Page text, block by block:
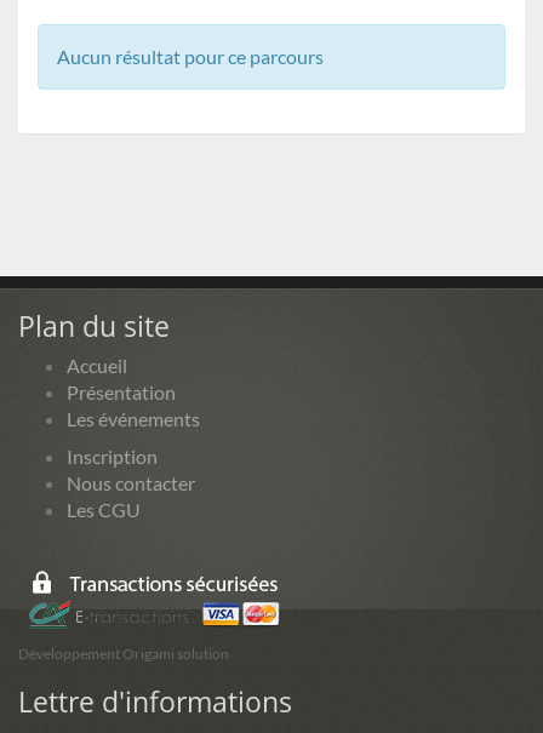
Aucun résultat pour ce parcours
Plan du site
Accueil
Présentation
Les événements
Inscription
Nous contacter
Les CGU
Développement Origami solution
Lettre d'informations